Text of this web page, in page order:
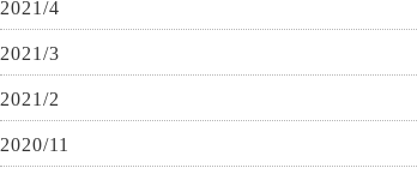
2021/4
2021/3
2021/2
2020/11